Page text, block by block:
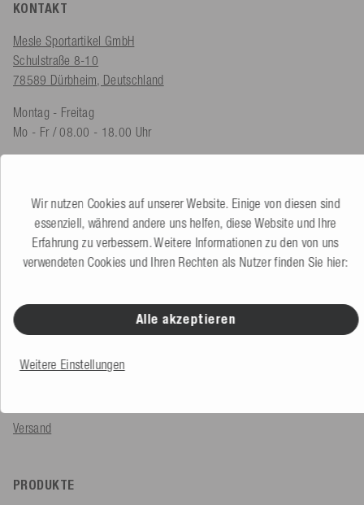
KONTAKT
Mesle Sportartikel GmbH
Schulstraße 8-10
78589 Dürbheim, Deutschland
Montag - Freitag
Mo - Fr / 08.00 - 18.00 Uhr
Produktberatung
+49 (0) 7424 60213 60
Kundenservice
+49 (0) 7424 60213 50
Zum Kontaktformular
SERVICE & INFOS
Bestellung
Versand
PRODUKTE
Wir nutzen Cookies auf unserer Website. Einige von diesen sind
essenziell, während andere uns helfen, diese Website und Ihre
Erfahrung zu verbessern. Weitere Informationen zu den von uns
verwendeten Cookies und Ihren Rechten als Nutzer finden Sie hier:
Alle akzeptieren
Weitere Einstellungen